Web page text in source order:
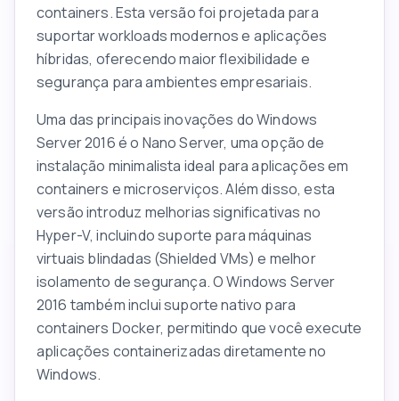
containers. Esta versão foi projetada para
suportar workloads modernos e aplicações
híbridas, oferecendo maior flexibilidade e
segurança para ambientes empresariais.
Uma das principais inovações do Windows
Server 2016 é o Nano Server, uma opção de
instalação minimalista ideal para aplicações em
containers e microserviços. Além disso, esta
versão introduz melhorias significativas no
Hyper-V, incluindo suporte para máquinas
virtuais blindadas (Shielded VMs) e melhor
isolamento de segurança. O Windows Server
2016 também inclui suporte nativo para
containers Docker, permitindo que você execute
aplicações containerizadas diretamente no
Windows.